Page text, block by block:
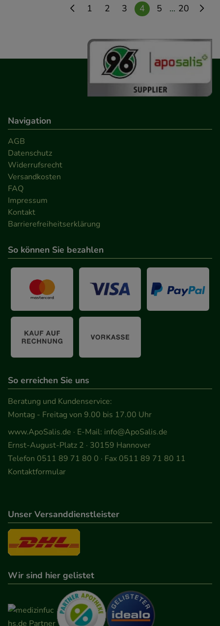
1 2 3 4 5 ... 20
Navigation
AGB
Datenschutz
Widerrufsrecht
Versandkosten
FAQ
Impressum
Kontakt
Barrierefreiheitserklärung
So können Sie bezahlen
So erreichen Sie uns
Beratung und Kundenservice:
Montag - Freitag von 9.00 bis 17.00 Uhr
www.ApoSalis.de · E-Mail: info@ApoSalis.de
Ernst-August-Platz 2 · 30159 Hannover
Telefon 0511 89 71 80 0 · Fax 0511 89 71 80 11
Kontaktformular
Unser Versanddienstleister
Wir sind hier gelistet